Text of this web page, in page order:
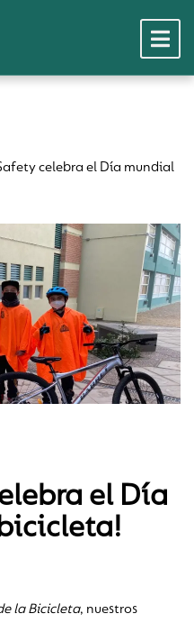
celebra el Día mundial
el Día
la Bicicleta, nuestros